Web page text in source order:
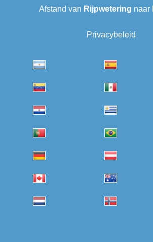
Afstand van Rijpwetering naar
Privacybeleid